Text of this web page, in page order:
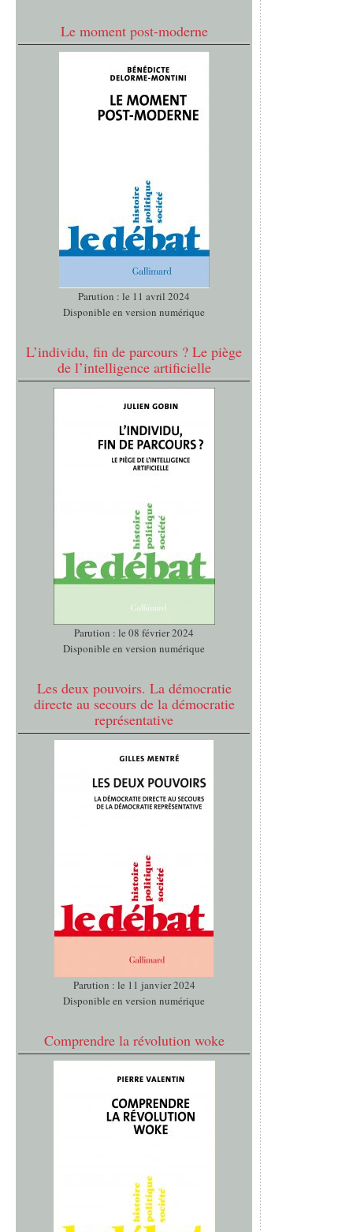
Le moment post-moderne
Parution : le 11 avril 2024
Disponible en version numérique
L’individu, fin de parcours ? Le piège
de l’intelligence artificielle
Parution : le 08 février 2024
Disponible en version numérique
Les deux pouvoirs. La démocratie
directe au secours de la démocratie
représentative
Parution : le 11 janvier 2024
Disponible en version numérique
Comprendre la révolution woke